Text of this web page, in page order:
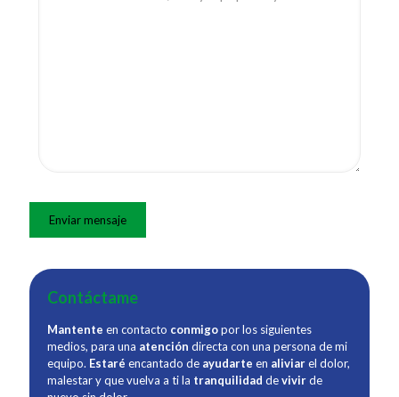
Contáctame
Mantente en contacto conmigopor los siguientes
medios, para una atención directa con una persona de mi
equipo. Estaré encantado de ayudarte en aliviarel dolor,
malestar y que vuelva a ti la tranquilidad devivirde